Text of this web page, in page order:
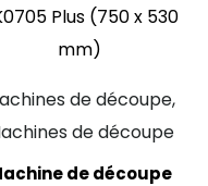
de découpe,
de découpe
de découpe